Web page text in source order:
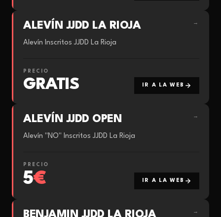
ALEVÍN JJDD LA RIOJA →
Alevín Inscritos JJDD La Rioja
PRECIO
GRATIS IR A LA WEB
ALEVÍN JJDD OPEN →
Alevín "NO" Inscritos JJDD La Rioja
PRECIO
5€ IR A LA WEB
BENJAMIN JJDD LA RIOJA →